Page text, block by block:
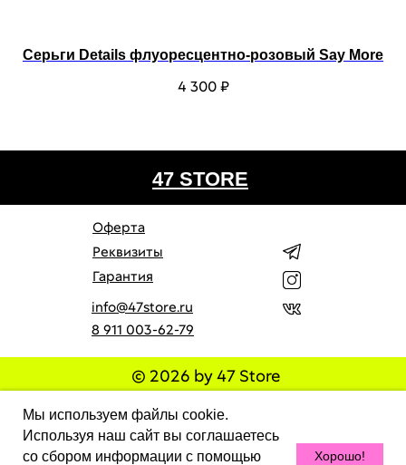
Мы используем файлы cookie.
Используя наш сайт вы соглашаетесь
со сбором информации с помощью
Хорошо!
Серьги Details флуоресцентно-розовый Say More
4 300 ₽
info@47store.ru
© 2026 by 47 Store
Оферта
Реквизиты
Гарантия
47 STORE
Все права защищены. Полное или частичное
копирование материалов Сайта в коммерческих целях
разрешено только с письменного разрешения владельца
Сайта. В случае обнаружения нарушений, виновные лица
могут быть привлечены к ответственности в
8 911 003-62-79